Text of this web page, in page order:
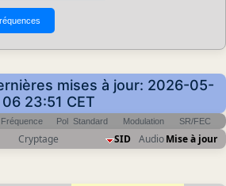
mises à jour: 2026-05-
06 23:51 CET
Fréquence Pol Standard Modulation SR/FEC
Cryptage SID AudioMise à jour